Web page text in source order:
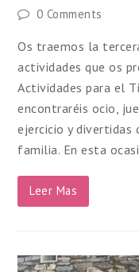
0 Comments
Os traemos la
actividades que os
Actividades para el
encontraréis ocio,
ejercicio y divertidas
familia. En esta
Leer Mas